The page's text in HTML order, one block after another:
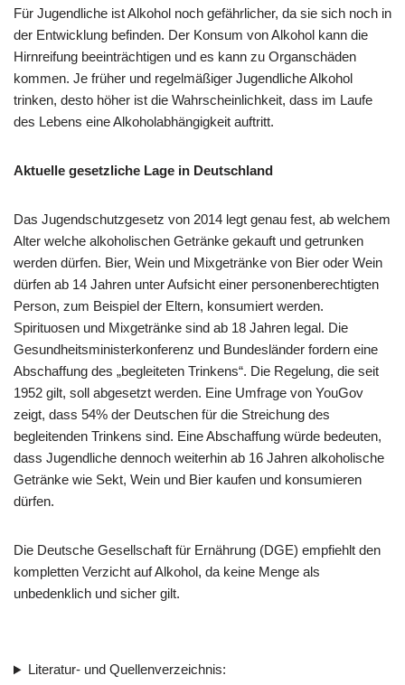
Für Jugendliche ist Alkohol noch gefährlicher, da sie sich noch in
der Entwicklung befinden. Der Konsum von Alkohol kann die
Hirnreifung beeinträchtigen und es kann zu Organschäden
kommen. Je früher und regelmäßiger Jugendliche Alkohol
trinken, desto höher ist die Wahrscheinlichkeit, dass im Laufe
des Lebens eine Alkoholabhängigkeit auftritt.
Aktuelle gesetzliche Lage in Deutschland
Das Jugendschutzgesetz von 2014 legt genau fest, ab welchem
Alter welche alkoholischen Getränke gekauft und getrunken
werden dürfen. Bier, Wein und Mixgetränke von Bier oder Wein
dürfen ab 14 Jahren unter Aufsicht einer personenberechtigten
Person, zum Beispiel der Eltern, konsumiert werden.
Spirituosen und Mixgetränke sind ab 18 Jahren legal. Die
Gesundheitsministerkonferenz und Bundesländer fordern eine
Abschaffung des „begleiteten Trinkens“. Die Regelung, die seit
1952 gilt, soll abgesetzt werden. Eine Umfrage von YouGov
zeigt, dass 54% der Deutschen für die Streichung des
begleitenden Trinkens sind. Eine Abschaffung würde bedeuten,
dass Jugendliche dennoch weiterhin ab 16 Jahren alkoholische
Getränke wie Sekt, Wein und Bier kaufen und konsumieren
dürfen.
Die Deutsche Gesellschaft für Ernährung (DGE) empfiehlt den
kompletten Verzicht auf Alkohol, da keine Menge als
unbedenklich und sicher gilt.
Literatur- und Quellenverzeichnis: